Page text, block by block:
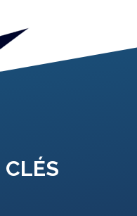
CLÉS